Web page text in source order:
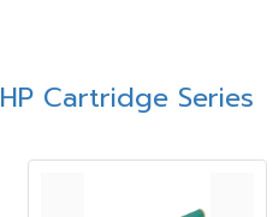
HP Cartridge Series